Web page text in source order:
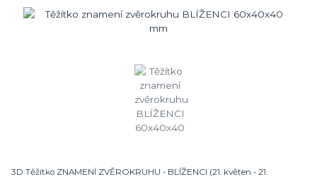
3D Těžítko ZNAMENÍ ZVĚROKRUHU - BLÍŽENCI (21. květen - 21.